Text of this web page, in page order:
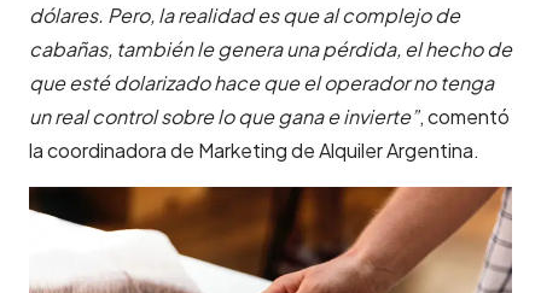
dólares. Pero, la realidad es que al complejo de
cabañas, también le genera una pérdida, el hecho de
que esté dolarizado hace que el operador no tenga
un real control sobre lo que gana e invierte”, comentó
la coordinadora de Marketing de Alquiler Argentina.